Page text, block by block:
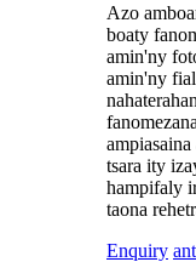
Azo
boaty
amin'ny
amin'ny
tsara ity
hampifaly
taona
Enquiry